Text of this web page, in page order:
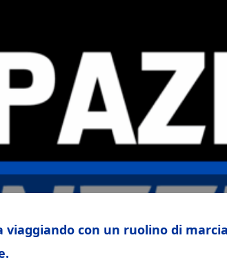
viaggiando con un ruolino di